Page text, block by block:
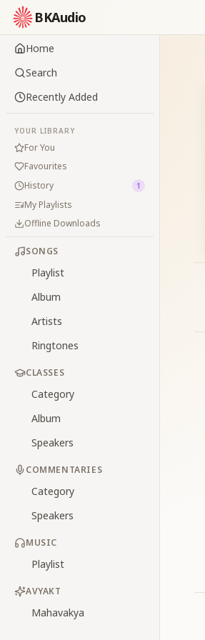
BKAudio
Home
Search
Recently Added
YOUR LIBRARY
For You
Favourites
History
1
My Playlists
Offline Downloads
SONGS
Playlist
Album
Artists
Ringtones
CLASSES
Category
Album
Speakers
COMMENTARIES
Category
Speakers
MUSIC
Playlist
AVYAKT
Mahavakya